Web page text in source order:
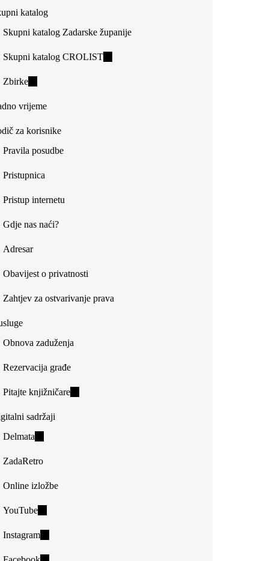
external)
katalog
Skupni katalog Zadarske županije
Skupni katalog CROLIST(link
Zbirke(link
external)
vrijeme
za korisnike
Pravila posudbe
Pristupnica
Pristup internetu
Gdje nas naći?
Adresar
Obavijest o privatnosti
Zahtjev za ostvarivanje prava
Obnova zaduženja
Rezervacija građe
Pitajte knjižničare(link
sadržaji
Delmata
external)
ZadaRetro
Online izložbe
YouTube(link
external)
Instagram(link